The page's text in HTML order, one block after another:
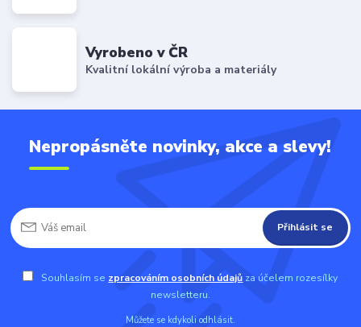
Vyrobeno v ČR
Kvalitní lokální výroba a materiály
Nepropásněte novinky, akce a slevy!
Přihlásit se
Souhlasím se zpracováním osobních údajů za účelem rozesílky
newsletteru.
Můžete se kdykoli odhlásit.